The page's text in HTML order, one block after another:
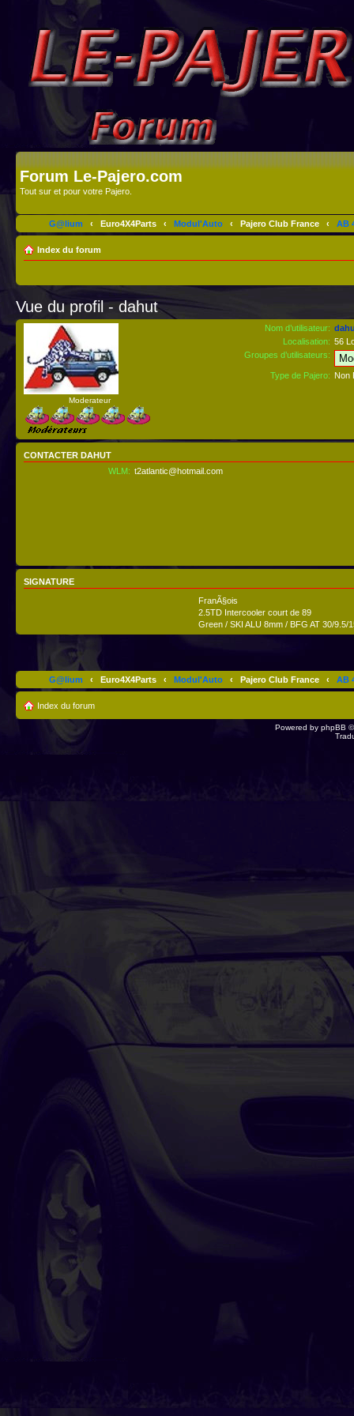
Forum Le-Pajero.com
Tout sur et pour votre Pajero.
G@lium ‹ Euro4X4Parts ‹ Modul'Auto ‹ Pajero Club France ‹ AB
Index du forum
Vue du profil - dahut
Moderateur
Nom d’utilisateur:
Localisation: 56
Groupes d’utilisateurs:
Type de Pajero: Non
CONTACTER DAHUT
WLM: t2atlantic@hotmail.com
SIGNATURE
FranÃ§ois
2.5TD Intercooler court de 89
Green / SKI ALU 8mm / BFG AT 30/9.5/
G@lium ‹ Euro4X4Parts ‹ Modul'Auto ‹ Pajero Club France ‹ AB
Index du forum
Powered by phpBB